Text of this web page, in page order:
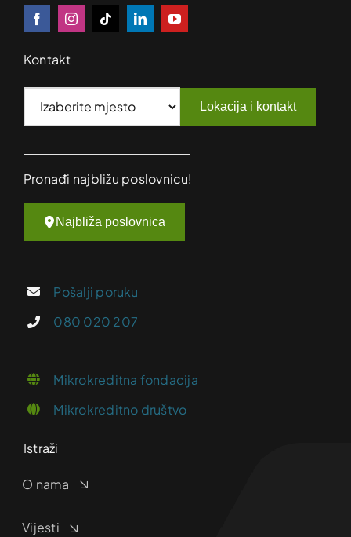
Kontakt
Lokacija i kontakt
Pronađi najbližu poslovnicu!
Najbliža poslovnica
Pošalji poruku
080 020 207
Mikrokreditna fondacija
Mikrokreditno društvo
Istraži
O nama
Vijesti